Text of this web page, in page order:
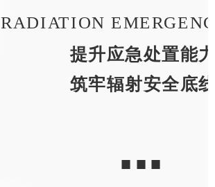
提升应急处置能
筑牢辐射安全底
■ ■ ■
RADIATION